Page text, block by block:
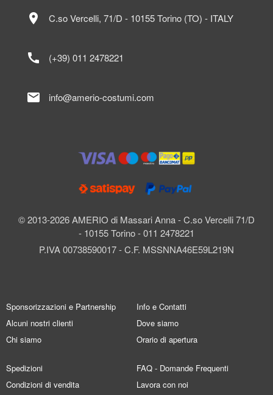
© 2013-2026 AMERIO di Massari Anna - C.so Vercelli 71/D
- 10155 Torino - 011 2478221
P.IVA 00738590017 - C.F. MSSNNA46E59L219N
location_on C.so Vercelli, 71/D - 10155 Torino (TO) - ITALY
call (+39) 011 2478221
mail info@amerio-costumi.com
Sponsorizzazioni e Partnership
Alcuni nostri clienti
Chi siamo
Info e Contatti
Dove siamo
Orario di apertura
Spedizioni
Condizioni di vendita
FAQ - Domande Frequenti
Lavora con noi